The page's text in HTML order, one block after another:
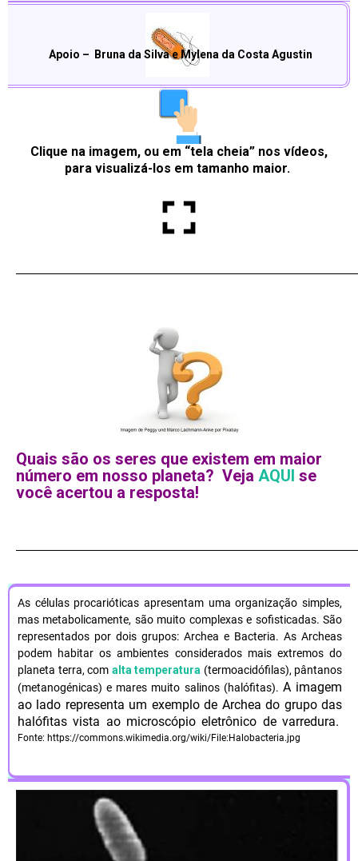
Apoio – Bruna da Silva e Mylena da Costa Agustin
Clique na imagem, ou em “tela cheia” nos vídeos,
para visualizá-los em tamanho maior.
Quais são os seres que existem em maior
número em nosso planeta? Veja AQUI se
você acertou a resposta!
As células procarióticas apresentam uma organização simples,
mas metabolicamente, são muito complexas e sofisticadas. São
representados por dois grupos: Archea e Bacteria. As Archeas
podem habitar os ambientes considerados mais extremos do
planeta terra, com alta temperatura (termoacidófilas), pântanos
(metanogénicas) e mares muito salinos (halófitas). A imagem
ao lado representa um exemplo de Archea do grupo das
halófitas vista ao microscópio eletrônico de varredura.
Fonte: https://commons.wikimedia.org/wiki/File:Halobacteria.jpg